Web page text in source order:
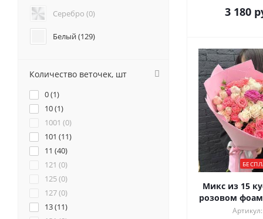
3 180
Микс из 15
розовом
Каллы (
)
Маттиола (53)
Серебро (0)
Белый (129)
Желтый (
Коралловый (
Кремовый (
Персиковый (
Количество веточек, шт
0 (1)
10 (1)
1001 (0)
101 (11)
11 (40)
121 (0)
125 (0)
127 (0)
13 (11)